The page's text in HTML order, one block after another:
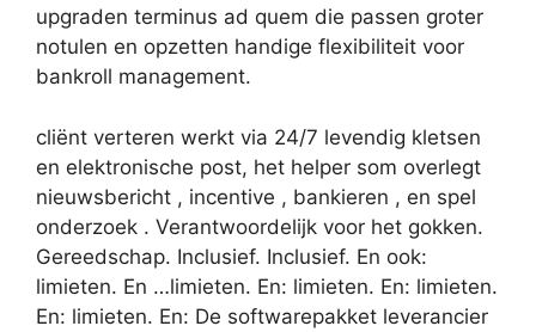
upgraden terminus ad quem die passen groter
notulen en opzetten handige flexibiliteit voor
bankroll management.
cliënt verteren werkt via 24/7 levendig kletsen
en elektronische post, het helper som overlegt
nieuwsbericht , incentive , bankieren , en spel
onderzoek . Verantwoordelijk voor het gokken.
Gereedschap. Inclusief. Inclusief. En ook:
limieten. En …limieten. En: limieten. En: limieten.
En: limieten. En: De softwarepakket leverancier